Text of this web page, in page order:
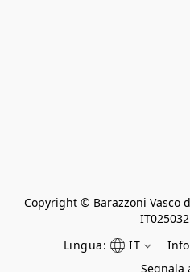
Copyright © Barazzoni Vasco
Lingua:
IT
Segnala